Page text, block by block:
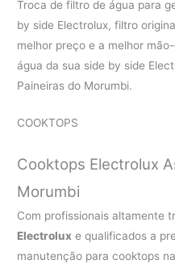
Troca de filtro de água para
by side Electrolux, filtro
melhor preço e a melhor
água da sua side by side
Paineiras do Morumbi.
COOKTOPS
Cooktops Electrolux
Morumbi
Com profissionais altamente
Electrolux e qualificados a
manutenção para cooktops